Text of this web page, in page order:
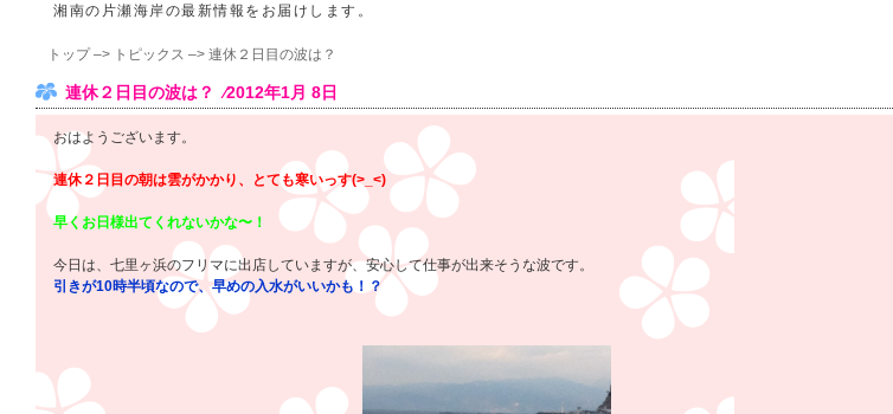
湘南の片瀬海岸の最新情報をお届けします。
トップ–> トピックス –> 連休２日目の波は？
連休２日目の波は？ ⁄2012年1月 8日
おはようございます。
連休２日目の朝は雲がかかり、とても寒いっす(>_<)
早くお日様出てくれないかな〜！
今日は、七里ヶ浜のフリマに出店していますが、安心して仕事が出来そうな波です。
引きが10時半頃なので、早めの入水がいいかも！？